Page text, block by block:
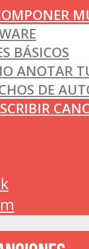
BÁSICOS
ANOTAR
DE